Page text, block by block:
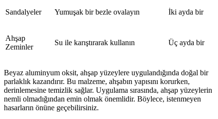
Sandalyeler Yumuşak bir bezle ovalayın İki ayda bir
Ahşap
Zeminler
Su ile karıştırarak kullanın Üç ayda bir
Beyaz aluminyum oksit, ahşap yüzeylere uygulandığında doğal bir
parlaklık kazandırır. Bu malzeme, ahşabın yapısını korurken,
derinlemesine temizlik sağlar. Uygulama sırasında, ahşap yüzeylerin
nemli olmadığından emin olmak önemlidir. Böylece, istenmeyen
hasarların önüne geçebilirsiniz.